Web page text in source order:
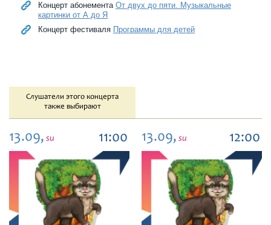
Концерт абонемента От двух до пяти. Музыкальные
картинки от А до Я
Концерт фестиваля Программы для детей
Слушатели этого концерта
также выбирают
13.09, su 11:00 13.09, su 12:00